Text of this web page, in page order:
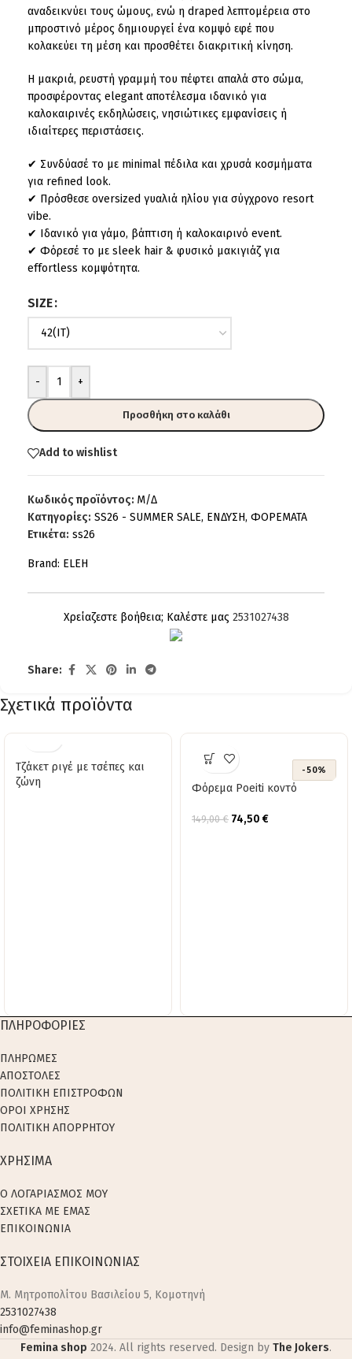
αναδεικνύει τους ώμους, ενώ η draped λεπτομέρεια στο
μπροστινό μέρος δημιουργεί ένα κομψό εφέ που
κολακεύει τη μέση και προσθέτει διακριτική κίνηση.
Η μακριά, ρευστή γραμμή του πέφτει απαλά στο σώμα,
προσφέροντας elegant αποτέλεσμα ιδανικό για
καλοκαιρινές εκδηλώσεις, νησιώτικες εμφανίσεις ή
ιδιαίτερες περιστάσεις.
✔ Συνδύασέ το με minimal πέδιλα και χρυσά κοσμήματα
για refined look.
✔ Πρόσθεσε oversized γυαλιά ηλίου για σύγχρονο resort
vibe.
✔ Ιδανικό για γάμο, βάπτιση ή καλοκαιρινό event.
✔ Φόρεσέ το με sleek hair & φυσικό μακιγιάζ για
effortless κομψότητα.
SIZE
- +
Προσθήκη στο καλάθι
Add to wishlist
Κωδικός προϊόντος: Μ/Δ
Κατηγορίες: SS26 - SUMMER SALE, ΕΝΔΥΣΗ, ΦΟΡΕΜΑΤΑ
Ετικέτα: ss26
Brand: ELEH
Χρείαζεστε βοήθεια; Καλέστε μας 2531027438
Share:
Σχετικά προϊόντα
Τζάκετ ριγέ με τσέπες και
ζώνη
-50%
Φόρεμα Poeiti κοντό
149,00€ 74,50 €
ΠΛΗΡΟΦΟΡΙΕΣ
ΠΛΗΡΩΜΕΣ
ΑΠΟΣΤΟΛΕΣ
ΠΟΛΙΤΙΚΗ ΕΠΙΣΤΡΟΦΩΝ
ΟΡΟΙ ΧΡΗΣΗΣ
ΠΟΛΙΤΙΚΗ ΑΠΟΡΡΗΤΟΥ
ΧΡΗΣΙΜΑ
Ο ΛΟΓΑΡΙΑΣΜΟΣ ΜΟΥ
ΣΧΕΤΙΚΑ ΜΕ ΕΜΑΣ
ΕΠΙΚΟΙΝΩΝΙΑ
ΣΤΟΙΧΕΙΑ ΕΠΙΚΟΙΝΩΝΙΑΣ
M. Μητροπολίτου Βασιλείου 5, Κομοτηνή
2531027438
info@feminashop.gr
Femina shop 2024. All rights reserved. Design by The Jokers.